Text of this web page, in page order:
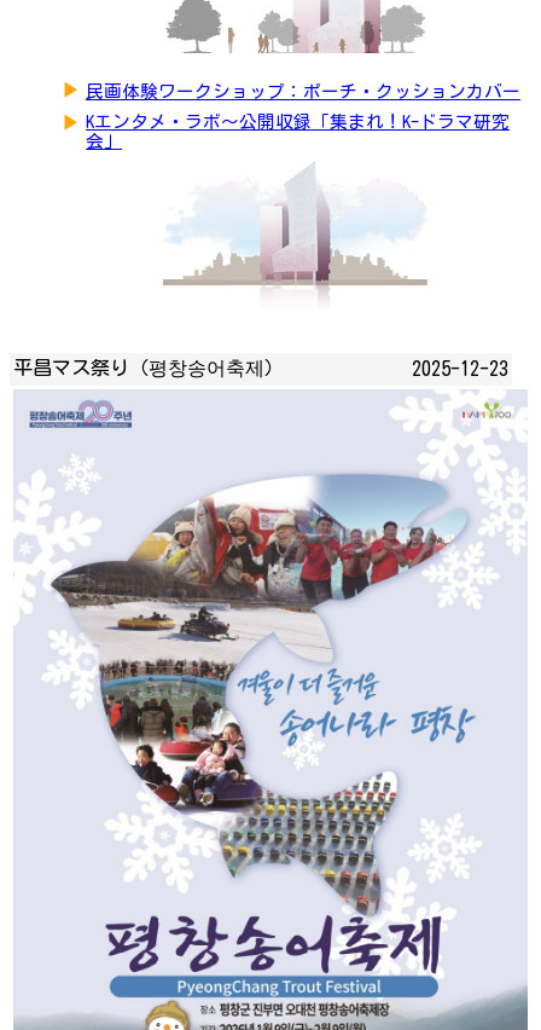
▶ 民画体験ワークショップ：ポーチ・クッションカバー
▶ Kエンタメ・ラボ～公開収録「集まれ！K-ドラマ研究
会」
平昌マス祭り（평창송어축제） 2025-12-23